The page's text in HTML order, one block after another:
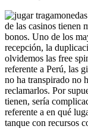
de las casinos tienen
bonos. Uno de los
recepción, la
olvidemos las free
referente a Perú, las
no ha transpirado no
reclamarlos. Por
tienen, serí­a
referente a en qué
tanque con recursos